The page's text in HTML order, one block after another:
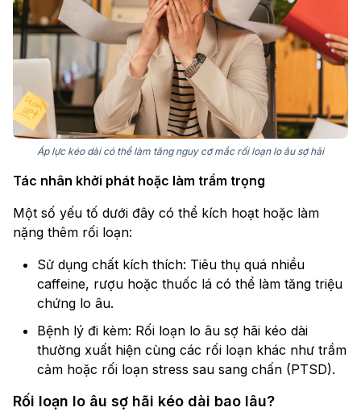
Áp lực kéo dài có thể làm tăng nguy cơ mắc rối loạn lo âu sợ hãi
Tác nhân khởi phát hoặc làm trầm trọng
Một số yếu tố dưới đây có thể kích hoạt hoặc làm
nặng thêm rối loạn:
Sử dụng chất kích thích: Tiêu thụ quá nhiều
caffeine, rượu hoặc thuốc lá có thể làm tăng triệu
chứng lo âu.
Bệnh lý đi kèm: Rối loạn lo âu sợ hãi kéo dài
thường xuất hiện cùng các rối loạn khác như trầm
cảm hoặc rối loạn stress sau sang chấn (PTSD).
Rối loạn lo âu sợ hãi kéo dài bao lâu?